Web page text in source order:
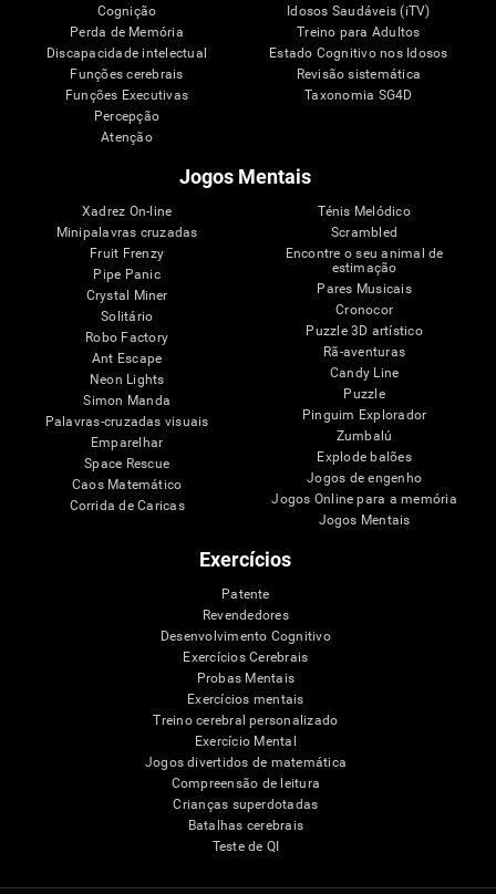
Cognição
Perda de Memória
Discapacidade intelectual
Funções cerebrais
Funções Executivas
Percepção
Atenção
Idosos Saudáveis (iTV)
Treino para Adultos
Estado Cognitivo nos Idosos
Revisão sistemática
Taxonomia SG4D
Jogos Mentais
Xadrez On-line
Minipalavras cruzadas
Fruit Frenzy
Pipe Panic
Crystal Miner
Solitário
Robo Factory
Ant Escape
Neon Lights
Simon Manda
Palavras-cruzadas visuais
Emparelhar
Space Rescue
Caos Matemático
Corrida de Caricas
Ténis Melódico
Scrambled
Encontre o seu animal de
estimação
Pares Musicais
Cronocor
Puzzle 3D artístico
Rã-aventuras
Candy Line
Puzzle
Pinguim Explorador
Zumbalú
Explode balões
Jogos de engenho
Jogos Online para a memória
Jogos Mentais
Exercícios
Patente
Revendedores
Desenvolvimento Cognitivo
Exercícios Cerebrais
Probas Mentais
Exercícios mentais
Treino cerebral personalizado
Exercício Mental
Jogos divertidos de matemática
Compreensão de leitura
Crianças superdotadas
Batalhas cerebrais
Teste de QI